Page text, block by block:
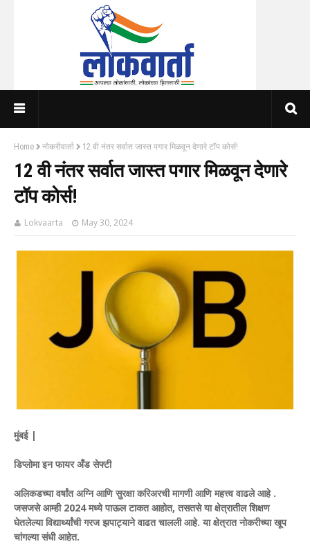
Home नोकरीवार्ता 12 वी नंतर सर्वात जास्त पगार मिळवून देणारे टॉप कोर्स!
12 वी नंतर सर्वात जास्त पगार मिळवून देणारे
टॉप कोर्स!
Lokvaarta May 30, 2024
मुंबई |
डिप्लोमा इन फायर अँड सेफ्टी
अलिकडच्या वर्षांत अग्नि आणि सुरक्षा करिअरची मागणी आणि महत्त्व वाढले आहे .
जसजसे आम्ही 2024 मध्ये पाऊल टाकत आहोत, तसतसे या क्षेत्रातील शिक्षण
घेतलेल्या विद्यार्थ्यांची गरज झपाट्याने वाढत चालली आहे. या क्षेत्रात नोकरीच्या खूप
चांगल्या संधी आहेत.